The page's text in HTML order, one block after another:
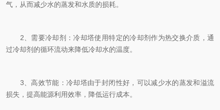
气，从而减少水的蒸发和水质的损耗。
2、需要冷却剂：冷却塔使用特定的冷却剂作为热交换介质，通
过冷却剂的循环流动来降低冷却水的温度。
3、高效节能：冷却塔由于封闭性好，可以减少水的蒸发和溢流
损失，提高能源利用效率，降低运行成本。